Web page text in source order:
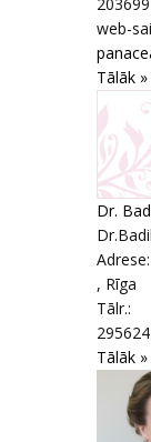
web-
Tālāk »
Dr.
Adrese:
, Rīga
Tālr.:
Tālāk »